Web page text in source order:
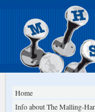
Home
Info about The Malling-